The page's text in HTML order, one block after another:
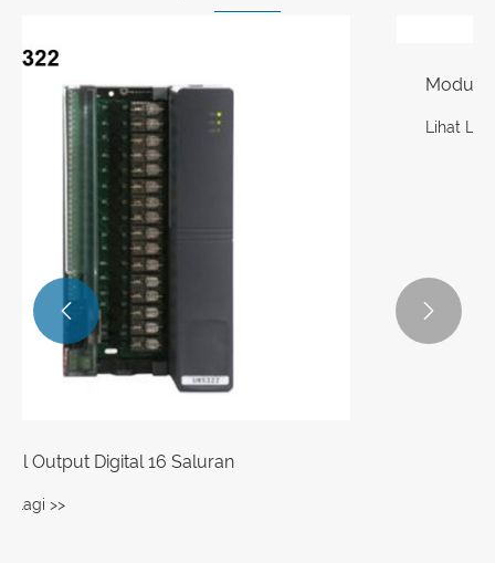
Modul Kawalan Sistem Kawalan Teragih
 